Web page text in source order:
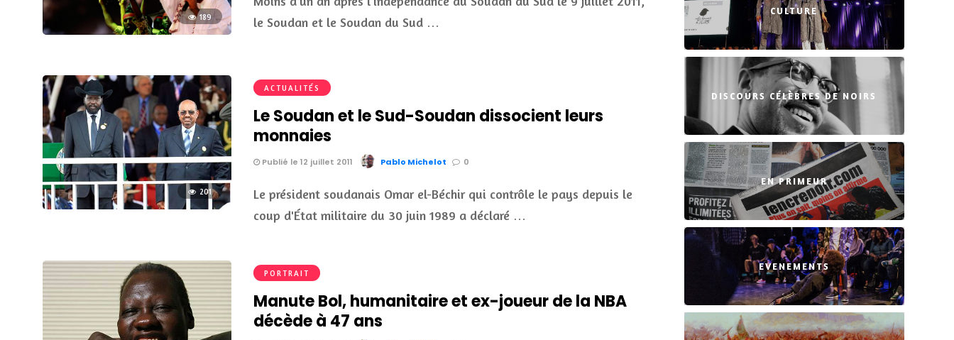
189
le Soudan et le Soudan du Sud …
201
ACTUALITÉS
Le Soudan et le Sud-Soudan dissocient leurs
monnaies
Publié le 12 juillet 2011 Pablo Michelot 0
Le président soudanais Omar el-Béchir qui contrôle le pays depuis le
coup d'État militaire du 30 juin 1989 a déclaré …
PORTRAIT
Manute Bol, humanitaire et ex-joueur de la NBA
décède à 47 ans
CULTURE
DISCOURS CÉLÈBRES DE NOIRS
EN PRIMEUR
EVENEMENTS